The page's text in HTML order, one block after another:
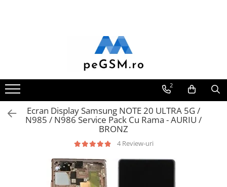
SAMSUNG COMPATIBILE
SAMSUNG SERVICE PACK
Galaxy J
Galaxy J COMPATIBIL
Galaxy J SERVICE PACK
GALAXY M COMPATIBILE
GALAXY M SERVICE PACK
2
Ecran Display Samsung NOTE 20 ULTRA 5G /
N985 / N986 Service Pack Cu Rama - AURIU /
BRONZ
4 Review-uri